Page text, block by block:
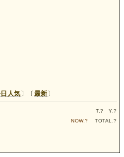
人気 〕〔 最新 〕
T.? Y.?
NOW.? TOTAL.?